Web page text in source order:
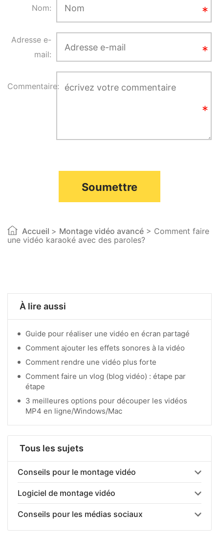
À lire aussi
Guide pour réaliser une vidéo en écran partagé
Comment ajouter les effets sonores à la vidéo
Comment rendre une vidéo plus forte
Comment faire un vlog (blog vidéo) : étape par
étape
3 meilleures options pour découper les vidéos
MP4 en ligne/Windows/Mac
Tous les sujets
Conseils pour le montage vidéo
Logiciel de montage vidéo
Conseils pour les médias sociaux
Nom:
Adresse e-
mail:
Commentaire:
Soumettre
Accueil > Montage vidéo avancé > Comment faire
une vidéo karaoké avec des paroles?